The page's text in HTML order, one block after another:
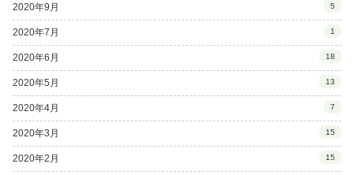
2020年9月 5
2020年7月 1
2020年6月 18
2020年5月 13
2020年4月 7
2020年3月 15
2020年2月 15